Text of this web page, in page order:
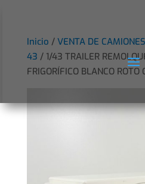
Inicio / VENTA DE
43 / 1/43 TRAILER
FRIGORÍFICO BLANCO ROTO